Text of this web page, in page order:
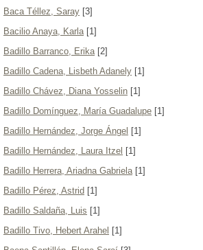
Baca Téllez, Saray [3]
Bacilio Anaya, Karla[1]
Badillo Barranco, Erika[2]
Badillo Cadena, Lisbeth Adanely [1]
Badillo Chávez, Diana Yosselin [1]
Badillo Domínguez, María Guadalupe [1]
Badillo Hernández, Jorge Ángel [1]
Badillo Hernández, Laura Itzel [1]
Badillo Herrera, Ariadna Gabriela[1]
Badillo Pérez, Astrid [1]
Badillo Saldaña, Luis [1]
Badillo Tivo, Hebert Arahel [1]